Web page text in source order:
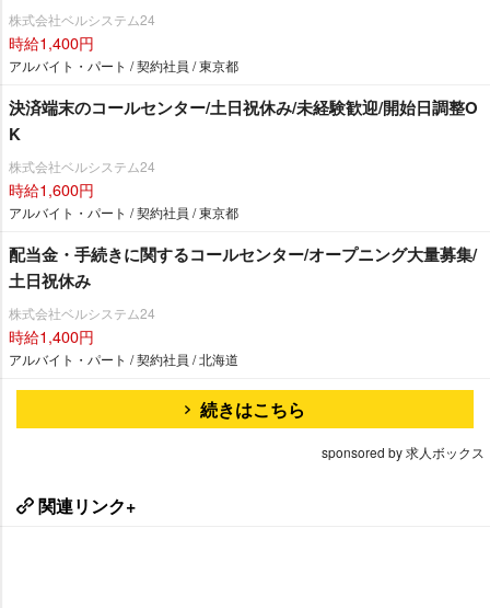
株式会社ベルシステム24
時給1,400円
アルバイト・パート / 契約社員 / 東京都
決済端末のコールセンター/土日祝休み/未経験歓迎/開始日調整O
K
株式会社ベルシステム24
時給1,600円
アルバイト・パート / 契約社員 / 東京都
配当金・手続きに関するコールセンター/オープニング大量募集/
土日祝休み
株式会社ベルシステム24
時給1,400円
アルバイト・パート / 契約社員 / 北海道
続きはこちら
sponsored by 求人ボックス
関連リンク+